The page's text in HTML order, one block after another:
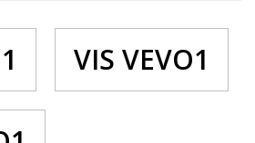
VIS VEVO1